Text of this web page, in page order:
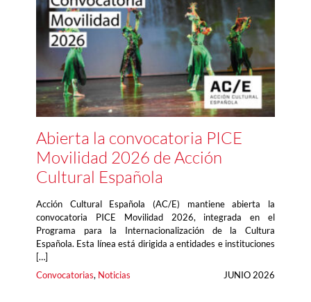
Abierta la convocatoria PICE
Movilidad 2026 de Acción
Cultural Española
Acción Cultural Española (AC/E) mantiene abierta la
convocatoria PICE Movilidad 2026, integrada en el
Programa para la Internacionalización de la Cultura
Española. Esta línea está dirigida a entidades e instituciones
[…]
Convocatorias, Noticias JUNIO 2026